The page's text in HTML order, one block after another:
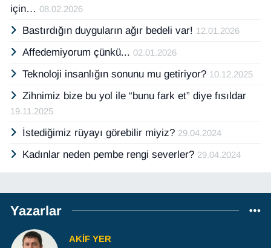
için… 08.02.2026
Bastırdığın duyguların ağır bedeli var! 12.01.2026
Affedemiyorum çünkü... 02.01.2026
Teknoloji insanlığın sonunu mu getiriyor? 10.12.2025
Zihnimiz bize bu yol ile “bunu fark et” diye fısıldar
19.11.2025
İstediğimiz rüyayı görebilir miyiz? 29.04.2024
Kadınlar neden pembe rengi severler? 29.04.2024
Yazarlar
AKIF YER